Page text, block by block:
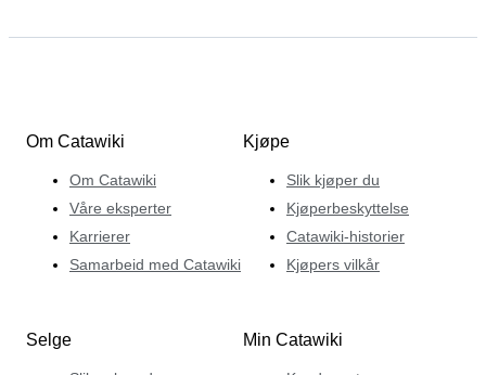
Om Catawiki
Om Catawiki
Våre eksperter
Karrierer
Samarbeid med Catawiki
Kjøpe
Slik kjøper du
Kjøperbeskyttelse
Catawiki-historier
Kjøpers vilkår
Selge Min Catawiki